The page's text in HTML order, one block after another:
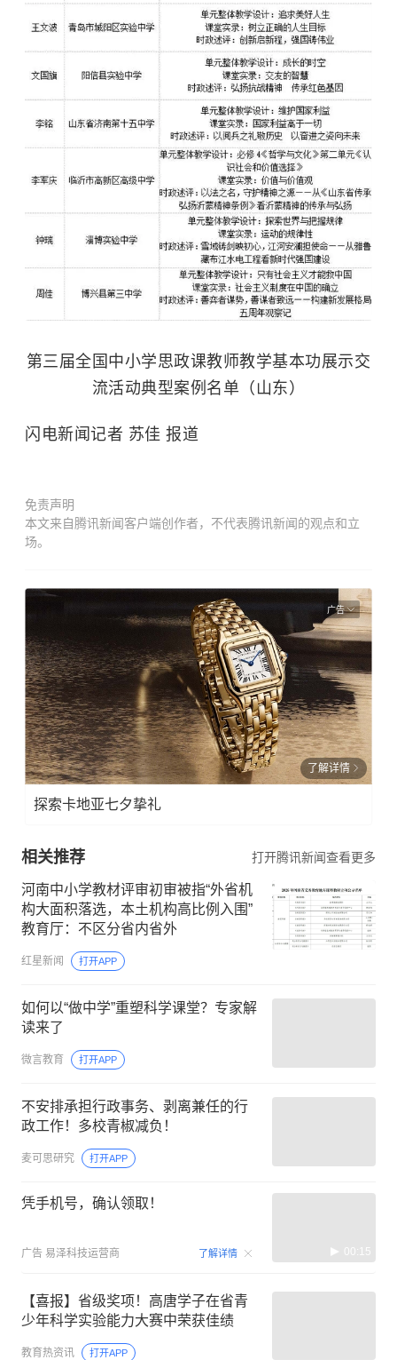
第三届全国中小学思政课教师教学基本功展示交
流活动典型案例名单（山东）
闪电新闻记者 苏佳 报道
免责声明
本文来自腾讯新闻客户端创作者，不代表腾讯新闻的观点和立
场。
广告
了解详情
探索卡地亚七夕挚礼
相关推荐 打开腾讯新闻查看更多
河南中小学教材评审初审被指“外省机
构大面积落选，本土机构高比例入围”
教育厅：不区分省内省外
红星新闻 打开APP
如何以“做中学”重塑科学课堂？专家解
读来了
微言教育 打开APP
不安排承担行政事务、剥离兼任的行
政工作！多校青椒减负！
麦可思研究 打开APP
凭手机号，确认领取！
广告 易泽科技运营商 了解详情 00:15
【喜报】省级奖项！高唐学子在省青
少年科学实验能力大赛中荣获佳绩
教育热资讯 打开APP